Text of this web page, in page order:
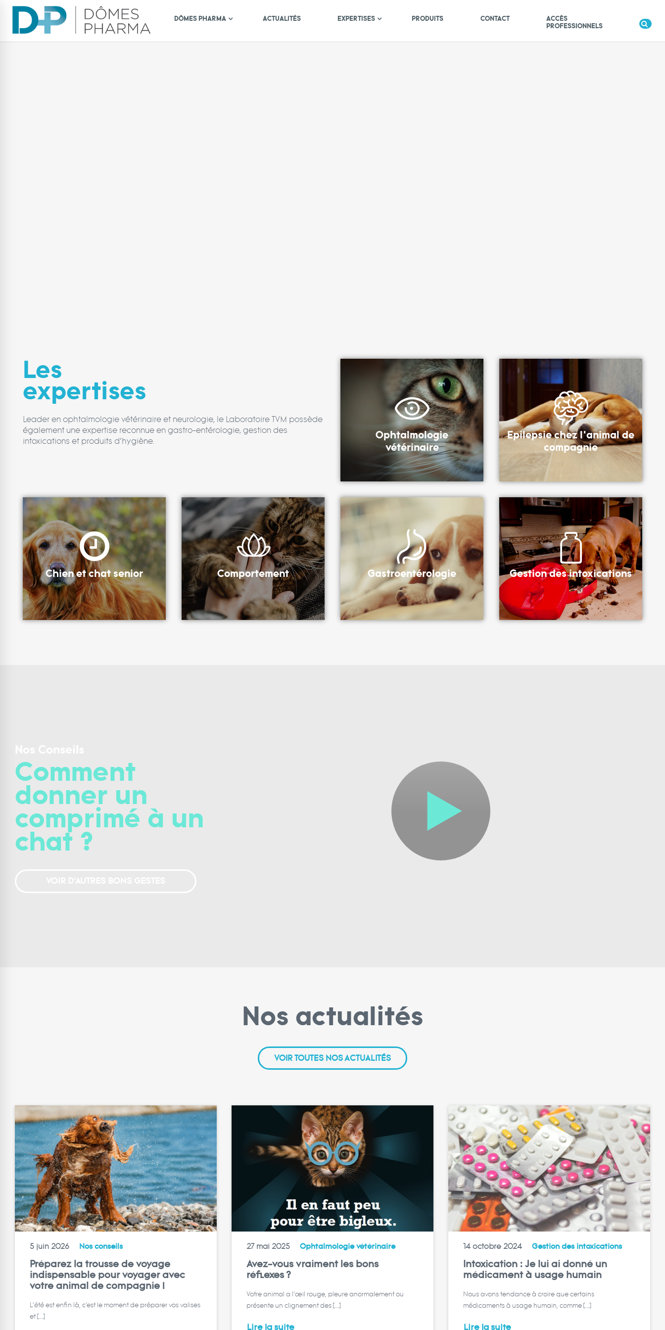
DÔMES PHARMA ACTUALITÉS EXPERTISES PRODUITS CONTACT
ACCÈS
PROFESSIONNELS
Les
expertises
Leader en ophtalmologie vétérinaire et neurologie, le Laboratoire TVM possède
également une expertise reconnue en gastro-entérologie, gestion des
intoxications et produits d’hygiène.
Ophtalmologie
vétérinaire
Epilepsie chez l'animal de
compagnie
Chien et chat senior Comportement Gastroentérologie Gestion des intoxications
Comment
donner un
comprimé à un
chat ?
Nos actualités
VOIR TOUTES NOS ACTUALITÉS
5 juin 2026 Nos conseils
Préparez la trousse de voyage
indispensable pour voyager avec
votre animal de compagnie !
L’été est enfin là, c’est le moment de préparer vos valises
et […]
27 mai 2025 Ophtalmologie vétérinaire
Avez-vous vraiment les bons
réflexes ?
Votre animal a l’œil rouge, pleure anormalement ou
présente un clignement des […]
Lire la suite
14 octobre 2024 Gestion des intoxications
Intoxication : Je lui ai donné un
médicament à usage humain
Nous avons tendance à croire que certains
médicaments à usage humain, comme […]
Lire la suite